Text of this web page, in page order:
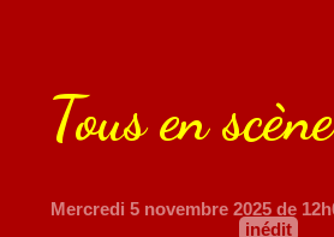
Tous en
Mercredi 5 novembre 2025de
inédit